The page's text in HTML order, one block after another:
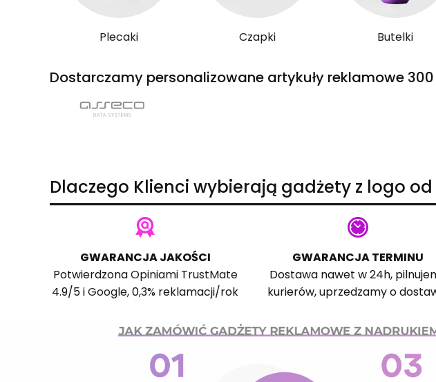
Plecaki Czapki Butelki
Dostarczamy personalizowane artykuły reklamowe
Dlaczego Klienci wybierają gadżety z logo
GWARANCJA JAKOŚCI
PotwierdzonaOpiniami TrustMate
4.9/5 iGoogle, 0,3% reklamacji/rok
GWARANCJA TERMINU
Dostawa nawet w 24h,
kurierów, uprzedzamy o